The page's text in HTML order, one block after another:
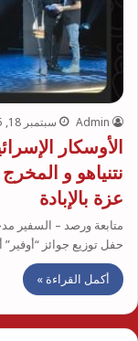
Admin سبتمبر 18, 2025
الأوسكار
نتنياهو و
عزة بالإبادة
حفل توزيع جوائز
أكمل القراءة »